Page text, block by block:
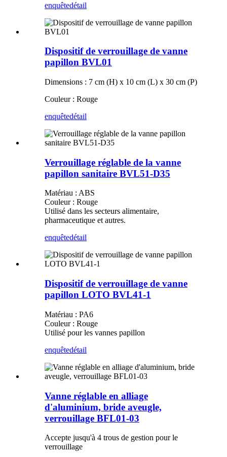
enquêtedétail
Dispositif de verrouillage de vanne
papillon BVL01
Dimensions : 7 cm (H) x 10 cm (L) x 30 cm (P)
Couleur : Rouge
enquêtedétail
Verrouillage réglable de la vanne
papillon sanitaire BVL51-D35
Matériau : ABS
Couleur : Rouge
Utilisé dans les secteurs alimentaire,
pharmaceutique et autres.
enquêtedétail
Dispositif de verrouillage de vanne
papillon LOTO BVL41-1
Matériau : PA6
Couleur : Rouge
Utilisé pour les vannes papillon
enquêtedétail
Vanne réglable en alliage
d'aluminium, bride aveugle,
verrouillage BFL01-03
Accepte jusqu'à 4 trous de gestion pour le
verrouillage